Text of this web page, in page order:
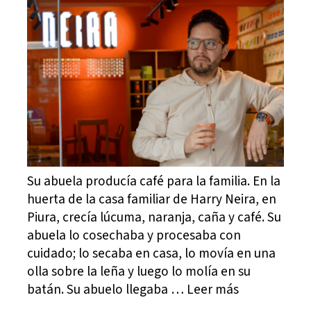
Su abuela producía café para la familia. En la
huerta de la casa familiar de Harry Neira, en
Piura, crecía lúcuma, naranja, caña y café. Su
abuela lo cosechaba y procesaba con
cuidado; lo secaba en casa, lo movía en una
olla sobre la leña y luego lo molía en su
batán. Su abuelo llegaba … Leer más